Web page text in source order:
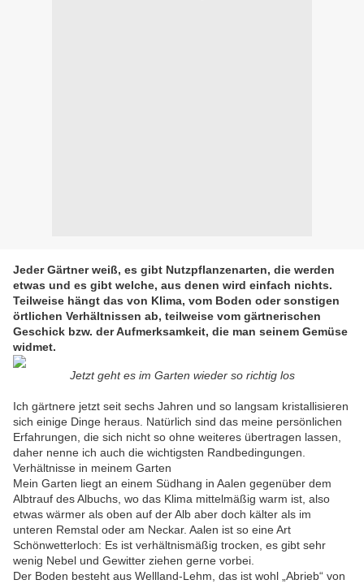
Jeder Gärtner weiß, es gibt Nutzpflanzenarten, die werden
etwas und es gibt welche, aus denen wird einfach nichts.
Teilweise hängt das von Klima, vom Boden oder sonstigen
örtlichen Verhältnissen ab, teilweise vom gärtnerischen
Geschick bzw. der Aufmerksamkeit, die man seinem Gemüse
widmet.
Jetzt geht es im Garten wieder so richtig los
Ich gärtnere jetzt seit sechs Jahren und so langsam kristallisieren
sich einige Dinge heraus. Natürlich sind das meine persönlichen
Erfahrungen, die sich nicht so ohne weiteres übertragen lassen,
daher nenne ich auch die wichtigsten Randbedingungen.
Verhältnisse in meinem Garten
Mein Garten liegt an einem Südhang in Aalen gegenüber dem
Albtrauf des Albuchs, wo das Klima mittelmäßig warm ist, also
etwas wärmer als oben auf der Alb aber doch kälter als im
unteren Remstal oder am Neckar. Aalen ist so eine Art
Schönwetterloch: Es ist verhältnismäßig trocken, es gibt sehr
wenig Nebel und Gewitter ziehen gerne vorbei.
Der Boden besteht aus Wellland-Lehm, das ist wohl „Abrieb“ von